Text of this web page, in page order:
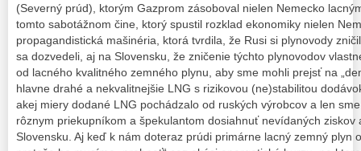
(Severný prúd), ktorým Gazprom zásoboval nielen Nemecko
tomto sabotážnom čine, ktorý spustil rozklad ekonomiky nielen
propagandistická mašinéria, ktorá tvrdila, že Rusi si plynovody
sa dozvedeli, aj na Slovensku, že zničenie týchto plynovodov
od lacného kvalitného zemného plynu, aby sme mohli prejsť na
hlavne drahé a nekvalitnejšie LNG s rizikovou (ne)stabilitou
akej miery dodané LNG pochádzalo od ruských výrobcov a len
rôznym priekupníkom a špekulantom dosiahnuť nevídaných
Slovensku. Aj keď k nám doteraz prúdi primárne lacný zemný plyn